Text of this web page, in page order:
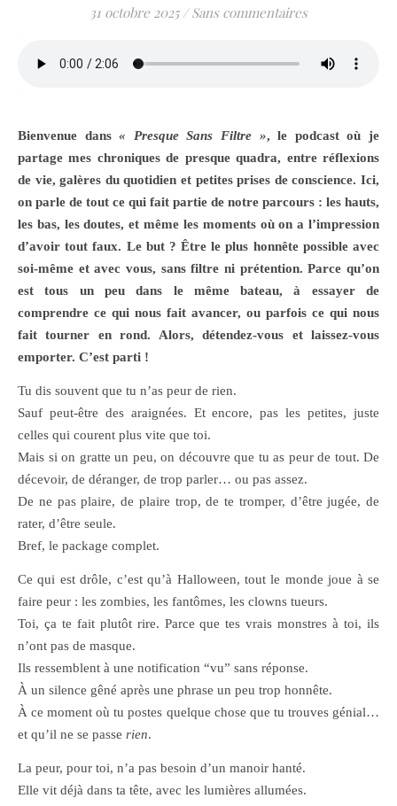
31 octobre 2025 / Sans commentaires
Bienvenue dans« Presque Sans Filtre », le podcast où je
partage mes chroniques de presque quadra, entre réflexions
de vie, galères du quotidien et petites prises de conscience. Ici,
on parle de tout ce qui fait partie de notre parcours : les hauts,
les bas, les doutes, et même les moments où on a l’impression
d’avoir tout faux. Le but ? Être le plus honnête possible avec
soi-même et avec vous, sans filtre ni prétention. Parce qu’on
est tous un peu dans le même bateau, à essayer de
comprendre ce qui nous fait avancer, ou parfois ce qui nous
fait tourner en rond. Alors, détendez-vous et laissez-vous
emporter. C’est parti !
Tu dis souvent que tu n’as peur de rien.
Sauf peut-être des araignées. Et encore, pas les petites, juste
celles qui courent plus vite que toi.
Mais si on gratte un peu, on découvre que tu as peur de tout. De
décevoir, de déranger, de trop parler… ou pas assez.
De ne pas plaire, de plaire trop, de te tromper, d’être jugée, de
rater, d’être seule.
Bref, le package complet.
Ce qui est drôle, c’est qu’à Halloween, tout le monde joue à se
faire peur : les zombies, les fantômes, les clowns tueurs.
Toi, ça te fait plutôt rire. Parce que tes vrais monstres à toi, ils
n’ont pas de masque.
Ils ressemblent à une notification “vu” sans réponse.
À un silence gêné après une phrase un peu trop honnête.
À ce moment où tu postes quelque chose que tu trouves génial…
et qu’il ne se passe rien.
La peur, pour toi, n’a pas besoin d’un manoir hanté.
Elle vit déjà dans ta tête, avec les lumières allumées.